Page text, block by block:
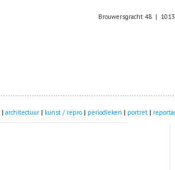
Brouwersgracht 48 |
| architectuur | kunst / repro | periodieken | portret |